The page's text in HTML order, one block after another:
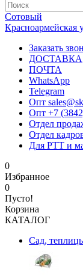
Сотовый
Красноармейская
Заказать
ДОСТАВКА
ПОЧТА
WhatsApp
Telegram
Опт
Опт +7
Отдел
Отдел
Для РТТ и
0
Избранное
0
Пусто!
Корзина
КАТАЛОГ
Сад,